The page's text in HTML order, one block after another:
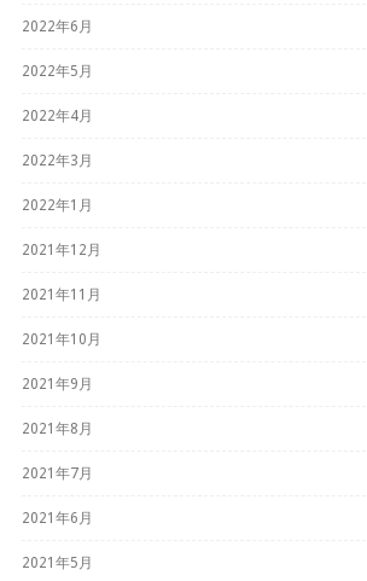
2022年6月
2022年5月
2022年4月
2022年3月
2022年1月
2021年12月
2021年11月
2021年10月
2021年9月
2021年8月
2021年7月
2021年6月
2021年5月